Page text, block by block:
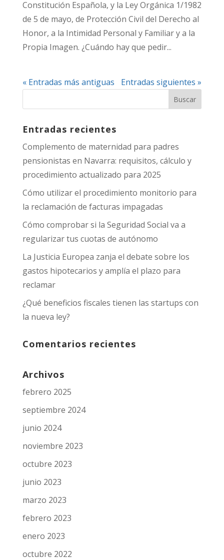
Constitución Española, y la Ley Orgánica 1/1982
de 5 de mayo, de Protección Civil del Derecho al
Honor, a la Intimidad Personal y Familiar y a la
Propia Imagen. ¿Cuándo hay que pedir...
« Entradas más antiguas Entradas siguientes »
Entradas recientes
Complemento de maternidad para padres
pensionistas en Navarra: requisitos, cálculo y
procedimiento actualizado para 2025
Cómo utilizar el procedimiento monitorio para
la reclamación de facturas impagadas
Cómo comprobar si la Seguridad Social va a
regularizar tus cuotas de autónomo
La Justicia Europea zanja el debate sobre los
gastos hipotecarios y amplía el plazo para
reclamar
¿Qué beneficios fiscales tienen las startups con
la nueva ley?
Comentarios recientes
Archivos
febrero 2025
septiembre 2024
junio 2024
noviembre 2023
octubre 2023
junio 2023
marzo 2023
febrero 2023
enero 2023
octubre 2022